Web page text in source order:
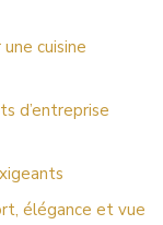
cuisine
d’entreprise
élégance et vue